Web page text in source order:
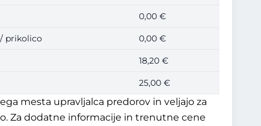
0,00 €
prikolico 0,00 €
18,20 €
25,00 €
mesta upravljalca predorov in veljajo za
Za dodatne informacije in trenutne cene